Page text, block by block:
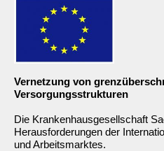
Vernetzung von
Versorgungsstrukturen
Die Krankenhausgesellschaft
Herausforderungen der
und Arbeitsmarktes.